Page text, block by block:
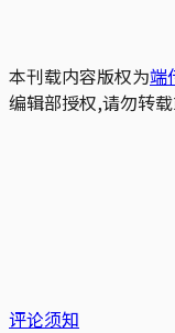
本刊载内容版权为端
编辑部授权,请勿转
评论须知